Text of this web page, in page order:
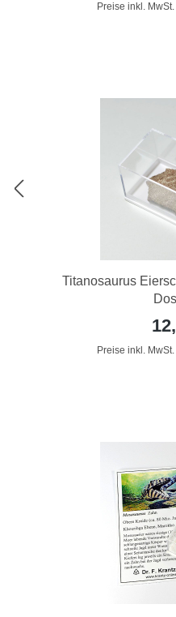
Preise inkl.
Titanosaurus
Preise inkl.